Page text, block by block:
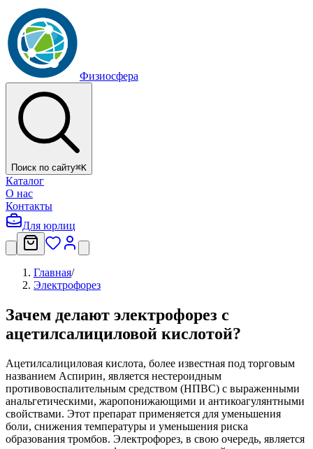
Физиосфера
Поиск по сайту⌘K
Каталог
О нас
Контакты
Для юрлиц
Главная/
Электрофорез
Зачем делают электрофорез с
ацетилсалициловой кислотой?
Ацетилсалициловая кислота, более известная под торговым
названием Аспирин, является нестероидным
противовоспалительным средством (НПВС) с выраженными
анальгетическими, жаропонижающими и антикоагулянтными
свойствами. Этот препарат применяется для уменьшения
боли, снижения температуры и уменьшения риска
образования тромбов. Электрофорез, в свою очередь, является